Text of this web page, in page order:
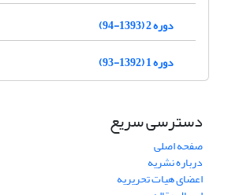
دوره 2 (1393-94)
دوره 1 (1392-93)
دسترسی سریع
صفحه اصلی
درباره نشریه
اعضای هیات تحریریه